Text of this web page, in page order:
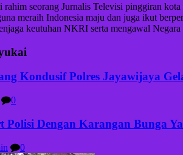
seorang Jurnalis Televisi pinggiran
meraih Indonesia maju dan juga ikut
keutuhan NKRI serta mengawal
Kondusif Polres Jayawijaya
0
Polisi Dengan Karangan Bunga
0